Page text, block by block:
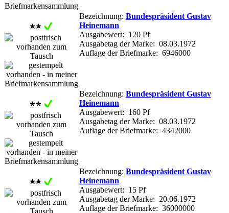
Bezeichnung: Bundespräsident Gustav
Heinemann
Ausgabewert: 120 Pf
Ausgabetag der Marke: 08.03.1972
Auflage der Briefmarke: 6946000
Bezeichnung: Bundespräsident Gustav
Heinemann
Ausgabewert: 160 Pf
Ausgabetag der Marke: 08.03.1972
Auflage der Briefmarke: 4342000
Bezeichnung: Bundespräsident Gustav
Heinemann
Ausgabewert: 15 Pf
Ausgabetag der Marke: 20.06.1972
Auflage der Briefmarke: 36000000